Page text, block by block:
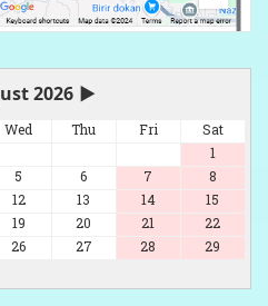
2026 ▶
Wed Thu Fri
Sat
1
5 6 7
8
12 13 14
15
19 20 21
22
26 27 28
29